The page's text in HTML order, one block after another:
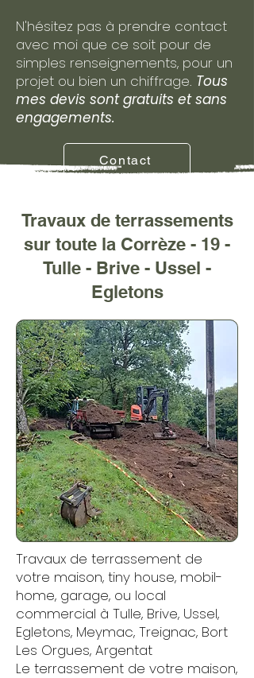
N'hésitez pas à prendre contact
avec moi que ce soit pour de
simples renseignements, pour un
projet ou bien un chiffrage. Tous
mes devis sont gratuits et sans
engagements.
Contact
Travaux de terrassements
sur toute la Corrèze - 19 -
Tulle - Brive - Ussel -
Egletons
Travaux de terrassement de
votre maison, tiny house, mobil-
home, garage, ou local
commercial à Tulle, Brive, Ussel,
Egletons, Meymac, Treignac, Bort
Les Orgues, Argentat
Le terrassement de votre maison,